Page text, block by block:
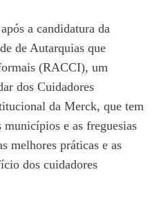
a candidatura da
de Autarquias que
(RACCI), um
dos Cuidadores
da Merck, que tem
municípios e as freguesias
melhores práticas e as
dos cuidadores